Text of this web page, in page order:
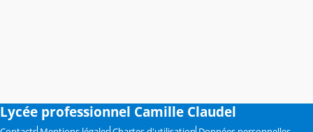
Lycée professionnel Camille Claudel